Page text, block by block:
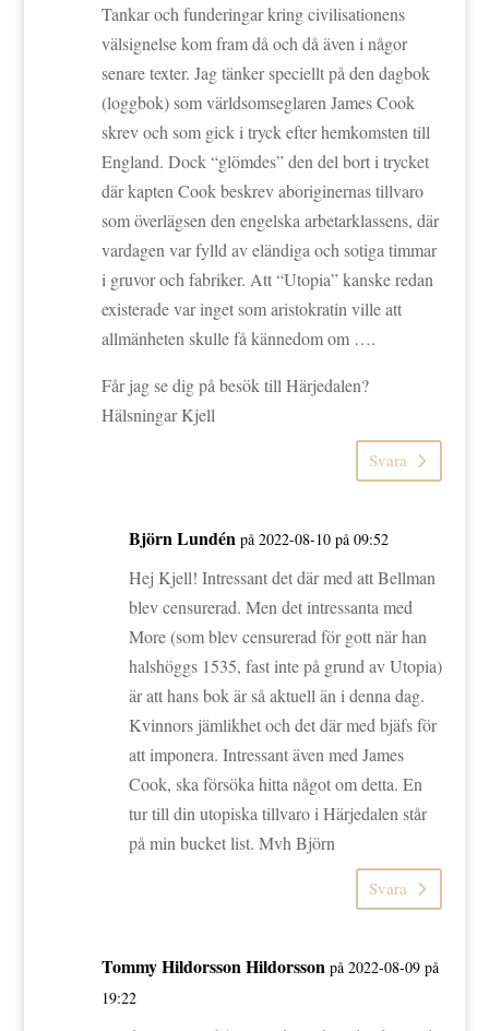
Tankar och funderingar kring civilisationens
välsignelse kom fram då och då även i någor
senare texter. Jag tänker speciellt på den dagbok
(loggbok) som världsomseglaren James Cook
skrev och som gick i tryck efter hemkomsten till
England. Dock “glömdes” den del bort i trycket
där kapten Cook beskrev aboriginernas tillvaro
som överlägsen den engelska arbetarklassens, där
vardagen var fylld av eländiga och sotiga timmar
i gruvor och fabriker. Att “Utopia” kanske redan
existerade var inget som aristokratin ville att
allmänheten skulle få kännedom om ….
Får jag se dig på besök till Härjedalen?
Hälsningar Kjell
Svara
Björn Lundén på 2022-08-10 på 09:52
Hej Kjell! Intressant det där med att Bellman
blev censurerad. Men det intressanta med
More (som blev censurerad för gott när han
halshöggs 1535, fast inte på grund av Utopia)
är att hans bok är så aktuell än i denna dag.
Kvinnors jämlikhet och det där med bjäfs för
att imponera. Intressant även med James
Cook, ska försöka hitta något om detta. En
tur till din utopiska tillvaro i Härjedalen står
på min bucket list. Mvh Björn
Svara
Tommy Hildorsson Hildorsson på 2022-08-09 på
19:22